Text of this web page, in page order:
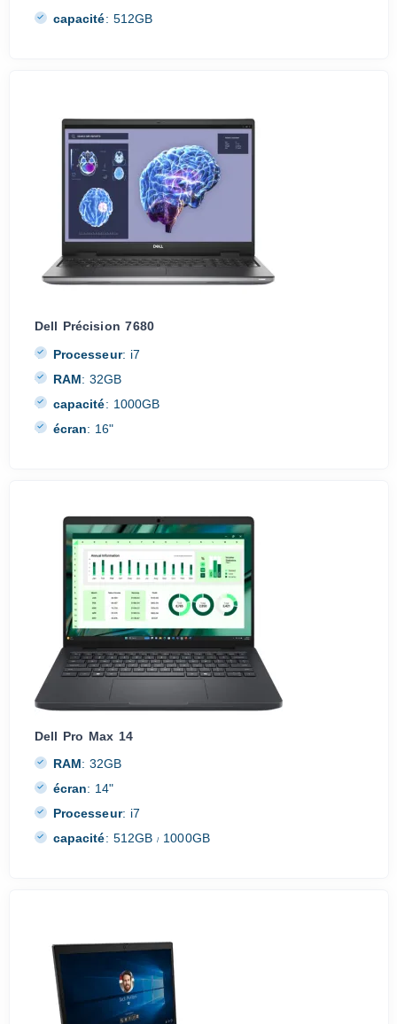
capacité: 512GB
Dell Précision 7680
Processeur: i7
RAM: 32GB
capacité: 1000GB
écran: 16"
Dell Pro Max 14
RAM: 32GB
écran: 14"
Processeur: i7
capacité: 512GB/ 1000GB